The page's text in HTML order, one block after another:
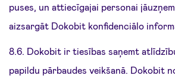
puses, un attiecīgajai personai
aizsargāt Dokobit konfidenciālo
8.6. Dokobit ir tiesības saņemt
papildu pārbaudes veikšanā. Dokobit